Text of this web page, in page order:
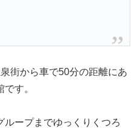
街から車で50分の距離にあ
す。
ループまでゆっくりくつろ